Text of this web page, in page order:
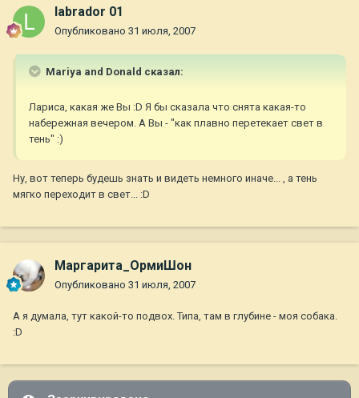
labrador 01
Опубликовано 31 июля, 2007
Mariya and Donald сказал:
Лариса, какая же Вы :D Я бы сказала что снята какая-то
набережная вечером. А Вы - "как плавно перетекает свет в
тень" :)
Ну, вот теперь будешь знать и видеть немного иначе... , а тень
мягко переходит в свет... :D
Маргарита_ОрмиШон
Опубликовано 31 июля, 2007
А я думала, тут какой-то подвох. Типа, там в глубине - моя собака.
:D